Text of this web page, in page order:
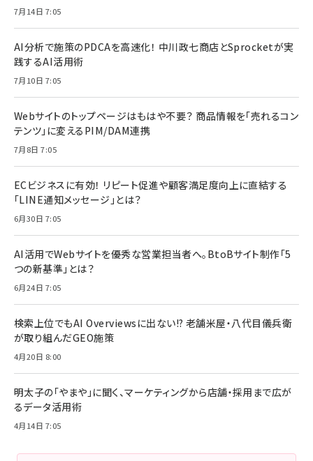
7月14日 7:05
AI分析で施策のPDCAを高速化！ 中川政七商店とSprocketが実
践するAI活用術
7月10日 7:05
Webサイトのトップページはもはや不要？ 商品情報を「売れるコン
テンツ」に変えるPIM/DAM連携
7月8日 7:05
ECビジネスに有効！ リピート促進や顧客満足度向上に直結する
「LINE通知メッセージ」とは？
6月30日 7:05
AI活用でWebサイトを優秀な営業担当者へ。BtoBサイト制作「5
つの新基準」とは？
6月24日 7:05
検索上位でもAI Overviewsに出ない!? 老舗米屋・八代目儀兵衛
が取り組んだGEO施策
4月20日 8:00
明太子の「やまや」に聞く、マーケティングから店舗・採用まで広が
るデータ活用術
4月14日 7:05